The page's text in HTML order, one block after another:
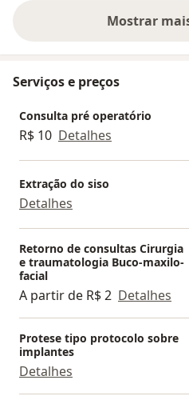
Mostrar
Serviços e preços
Consulta pré operatório
R$ 10 Detalhes
Extração do siso
Detalhes
Retorno de consultas Cirurgia
e traumatologia Buco-maxilo-
facial
A partir de R$ 2 Detalhes
Protese tipo protocolo sobre
implantes
Detalhes